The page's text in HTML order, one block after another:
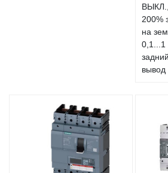
200%
на
0,1...1
вывод